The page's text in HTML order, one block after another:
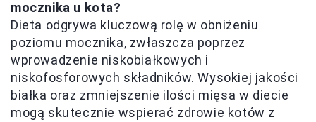
mocznika u kota?
Dieta odgrywa kluczową rolę w obniżeniu
poziomu mocznika, zwłaszcza poprzez
wprowadzenie niskobiałkowych i
niskofosforowych składników. Wysokiej jakości
białka oraz zmniejszenie ilości mięsa w diecie
mogą skutecznie wspierać zdrowie kotów z